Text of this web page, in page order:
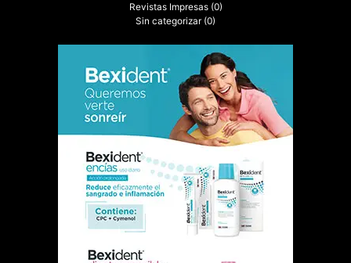
Revistas Impresas (0)
Sin categorizar (0)